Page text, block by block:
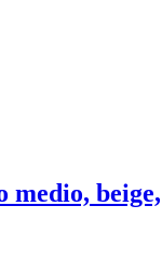
medio, beige,